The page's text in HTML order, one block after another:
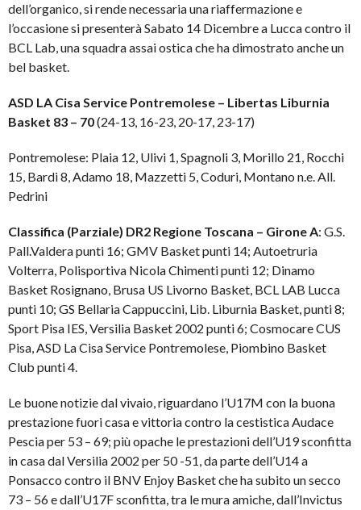
dell’organico, si rende necessaria una riaffermazione e
l’occasione si presenterà Sabato 14 Dicembre a Lucca contro il
BCL Lab, una squadra assai ostica che ha dimostrato anche un
bel basket.
ASD LA Cisa Service Pontremolese – Libertas Liburnia
Basket 83 – 70(24-13, 16-23, 20-17, 23-17)
Pontremolese: Plaia 12, Ulivi 1, Spagnoli 3, Morillo 21, Rocchi
15, Bardi 8, Adamo 18, Mazzetti 5, Coduri, Montano n.e. All.
Pedrini
Classifica (Parziale) DR2 Regione Toscana – Girone A: G.S.
Pall.Valdera punti 16; GMV Basket punti 14; Autoetruria
Volterra, Polisportiva Nicola Chimenti punti 12; Dinamo
Basket Rosignano, Brusa US Livorno Basket, BCL LAB Lucca
punti 10; GS Bellaria Cappuccini, Lib. Liburnia Basket, punti 8;
Sport Pisa IES, Versilia Basket 2002 punti 6; Cosmocare CUS
Pisa, ASD La Cisa Service Pontremolese, Piombino Basket
Club punti 4.
Le buone notizie dal vivaio, riguardano l’U17M con la buona
prestazione fuori casa e vittoria contro la cestistica Audace
Pescia per 53 – 69; più opache le prestazioni dell’U19 sconfitta
in casa dal Versilia 2002 per 50 -51, da parte dell’U14 a
Ponsacco contro il BNV Enjoy Basket che ha subito un secco
73 – 56 e dall’U17F sconfitta, tra le mura amiche, dall’Invictus